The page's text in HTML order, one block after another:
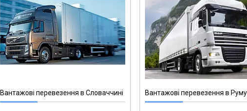
Вантажові перевезення в Словаччині Вантажові перевезення в